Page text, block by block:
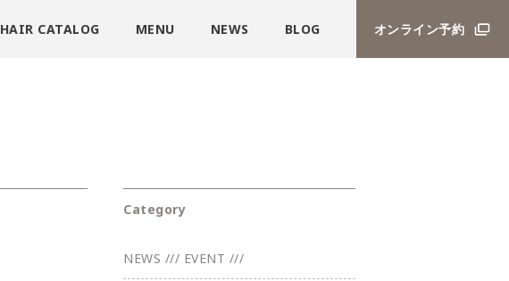
HAIR CATALOG MENU NEWS BLOG オンライン予約
Category
NEWS /// EVENT ///